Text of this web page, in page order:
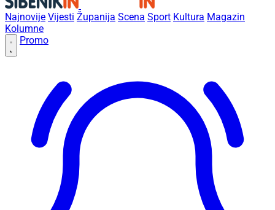
Najnovije Vijesti Županija Scena Sport Kultura Magazin
Kolumne
Promo